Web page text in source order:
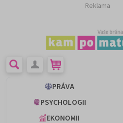
Reklama
PRÁVA
PSYCHOLOGII
EKONOMII